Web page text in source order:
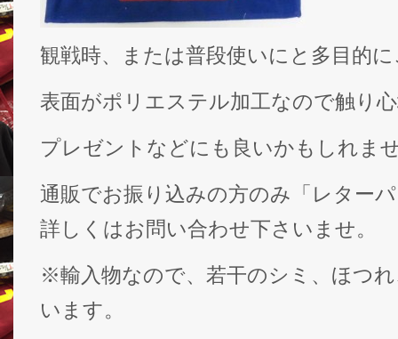
観戦時、または普段使いにと多目的
表面がポリエステル加工なので触り
プレゼントなどにも良いかもしれま
通販でお振り込みの方のみ「レター
詳しくはお問い合わせ下さいませ。
※輸入物なので、若干のシミ、ほつ
います。